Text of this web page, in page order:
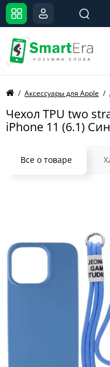
Аксессуары для Apple
Чехол TPU two
iPhone 11 (6.1)
Все о товаре